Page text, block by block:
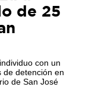
de 25
con un
de detención en
de San José